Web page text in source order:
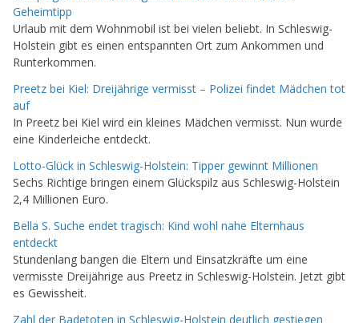
Geheimtipp
Urlaub mit dem Wohnmobil ist bei vielen beliebt. In Schleswig-
Holstein gibt es einen entspannten Ort zum Ankommen und
Runterkommen.
Preetz bei Kiel: Dreijährige vermisst – Polizei findet Mädchen tot
auf
In Preetz bei Kiel wird ein kleines Mädchen vermisst. Nun wurde
eine Kinderleiche entdeckt.
Lotto-Glück in Schleswig-Holstein: Tipper gewinnt Millionen
Sechs Richtige bringen einem Glückspilz aus Schleswig-Holstein
2,4 Millionen Euro.
Bella S. Suche endet tragisch: Kind wohl nahe Elternhaus
entdeckt
Stundenlang bangen die Eltern und Einsatzkräfte um eine
vermisste Dreijährige aus Preetz in Schleswig-Holstein. Jetzt gibt
es Gewissheit.
Zahl der Badetoten in Schleswig-Holstein deutlich gestiegen